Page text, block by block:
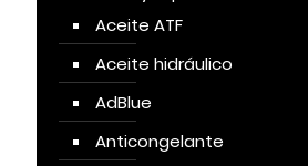
Aceite ATF
Aceite hidráulico
AdBlue
Anticongelante